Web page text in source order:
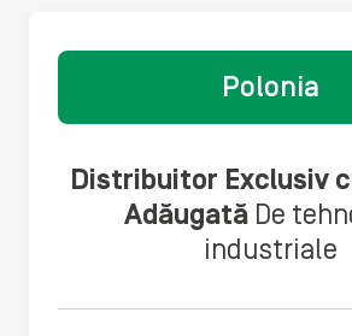
Polonia
Distribuitor Exclusiv
Adăugată De
industriale